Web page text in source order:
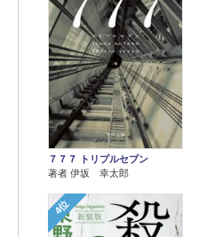
７７７ トリプルセブン
著者 伊坂 幸太郎
4位